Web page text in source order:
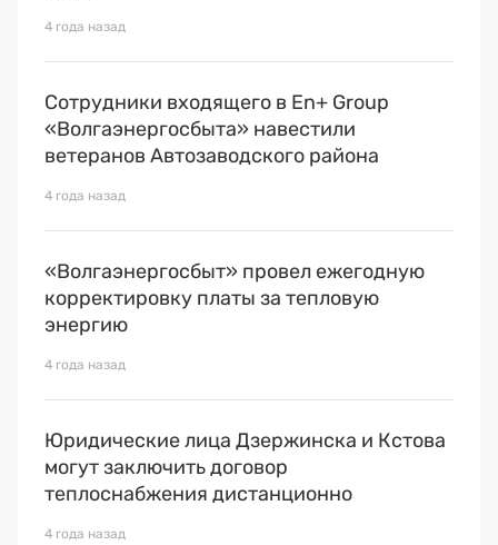
4 года назад
Сотрудники входящего в En+ Group
«Волгаэнергосбыта» навестили
ветеранов Автозаводского района
4 года назад
«Волгаэнергосбыт» провел ежегодную
корректировку платы за тепловую
энергию
4 года назад
Юридические лица Дзержинска и Кстова
могут заключить договор
теплоснабжения дистанционно
4 года назад